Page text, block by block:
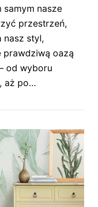
nasze
przestrzeń,
nasz styl,
prawdziwą oazą
od wyboru
aż po…